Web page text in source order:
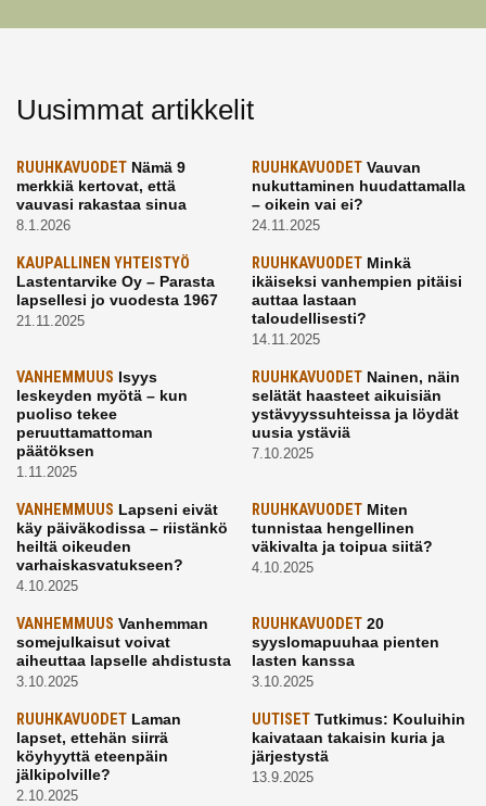
Uusimmat artikkelit
RUUHKAVUODET Nämä 9
merkkiä kertovat, että
vauvasi rakastaa sinua
8.1.2026
RUUHKAVUODETVauvan
nukuttaminen huudattamalla
– oikein vai ei?
24.11.2025
KAUPALLINEN YHTEISTYÖ
Lastentarvike Oy – Parasta
lapsellesi jo vuodesta 1967
21.11.2025
RUUHKAVUODETMinkä
ikäiseksi vanhempien pitäisi
auttaa lastaan
taloudellisesti?
14.11.2025
VANHEMMUUS Isyys
leskeyden myötä – kun
puoliso tekee
peruuttamattoman
päätöksen
1.11.2025
RUUHKAVUODETNainen, näin
selätät haasteet aikuisiän
ystävyyssuhteissa ja löydät
uusia ystäviä
7.10.2025
VANHEMMUUS Lapseni eivät
käy päiväkodissa – riistänkö
heiltä oikeuden
varhaiskasvatukseen?
4.10.2025
RUUHKAVUODETMiten
tunnistaa hengellinen
väkivalta ja toipua siitä?
4.10.2025
VANHEMMUUS Vanhemman
somejulkaisut voivat
aiheuttaa lapselle ahdistusta
3.10.2025
RUUHKAVUODET20
syyslomapuuhaa pienten
lasten kanssa
3.10.2025
RUUHKAVUODET Laman
lapset, ettehän siirrä
köyhyyttä eteenpäin
jälkipolville?
2.10.2025
UUTISETTutkimus: Kouluihin
kaivataan takaisin kuria ja
järjestystä
13.9.2025